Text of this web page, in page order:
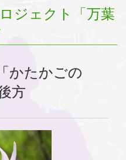
ジェクト「万葉
かたかごの
方